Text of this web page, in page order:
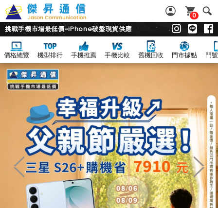
0
挑戰手機市場最低價~iPhone破盤現貨供應
價格總覽 機型排行 手機推薦 手機比較 舊機回收 門市據點 門